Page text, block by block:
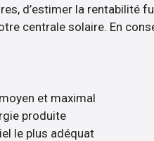
d’estimer la rentabilité
centrale solaire. En
et maximal
produite
le plus adéquat